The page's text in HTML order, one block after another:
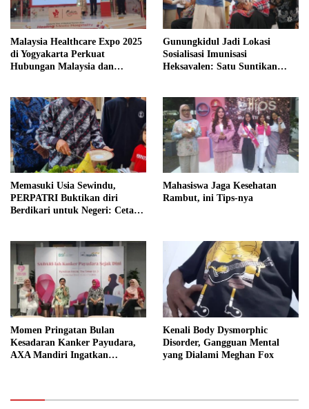
Malaysia Healthcare Expo 2025
di Yogyakarta Perkuat
Hubungan Malaysia dan
Internasional
Gunungkidul Jadi Lokasi
Sosialisasi Imunisasi
Heksavalen: Satu Suntikan
Memasuki Usia Sewindu,
PERPATRI Buktikan diri
Berdikari untuk Negeri: Cetak
Mahasiswa Jaga Kesehatan
Rambut, ini Tips-nya
Momen Pringatan Bulan
Kesadaran Kanker Payudara,
AXA Mandiri Ingatkan
Kenali Body Dysmorphic
Disorder, Gangguan Mental
yang Dialami Meghan Fox